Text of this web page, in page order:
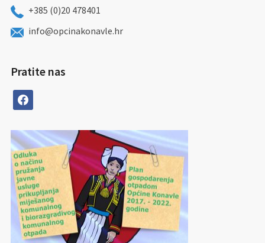
+385 (0)20 478401
info@opcinakonavle.hr
Pratite nas
facebook